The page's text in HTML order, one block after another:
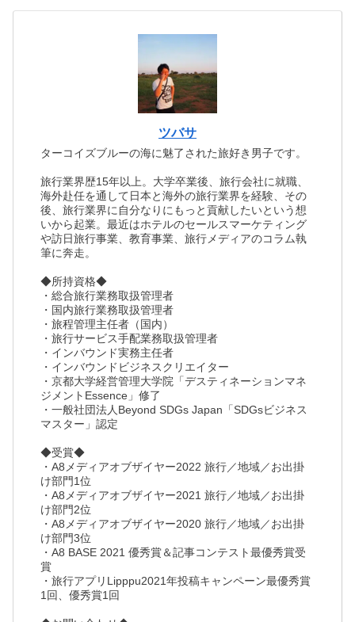
ツバサ
ターコイズブルーの海に魅了された旅好き男子です。
旅行業界歴15年以上。大学卒業後、旅行会社に就職、
海外赴任を通して日本と海外の旅行業界を経験、その
後、旅行業界に自分なりにもっと貢献したいという想
いから起業。最近はホテルのセールスマーケティング
や訪日旅行事業、教育事業、旅行メディアのコラム執
筆に奔走。
◆所持資格◆
・総合旅行業務取扱管理者
・国内旅行業務取扱管理者
・旅程管理主任者（国内）
・旅行サービス手配業務取扱管理者
・インバウンド実務主任者
・インバウンドビジネスクリエイター
・京都大学経営管理大学院「デスティネーションマネ
ジメントEssence」修了
・一般社団法人Beyond SDGs Japan「SDGsビジネス
マスター」認定
◆受賞◆
・A8メディアオブザイヤー2022 旅行／地域／お出掛
け部門1位
・A8メディアオブザイヤー2021 旅行／地域／お出掛
け部門2位
・A8メディアオブザイヤー2020 旅行／地域／お出掛
け部門3位
・A8 BASE 2021 優秀賞＆記事コンテスト最優秀賞受
賞
・旅行アプリLipppu2021年投稿キャンペーン最優秀賞
1回、優秀賞1回